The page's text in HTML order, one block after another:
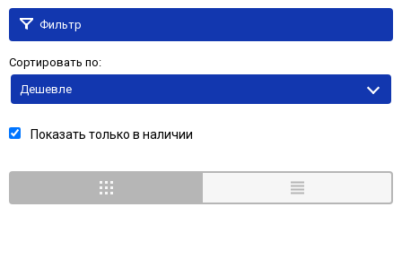
Фильтр
Сортировать по:
Дешевле
Показать только в наличии